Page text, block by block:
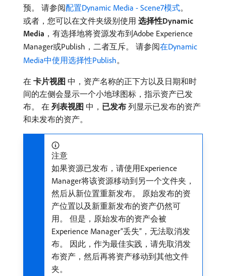
预。 请参阅配置Dynamic Media - Scene7模式。
或者，您可以在文件夹级别使用​ 选择性Dynamic
Media ，有选择地将资源发布到Adobe Experience
Manager或Publish，二者互斥。 请参阅在Dynamic
Media中使用选择性Publish。
在​ 卡片视图 ​中，资产名称的正下方以及日期和时
间的左侧会显示一个小地球图标，指示资产已发
布。 在​ 列表视图 ​中， 已发布 ​列显示已发布的资产
和未发布的资产。
注意
如果资源已发布，请使用Experience
Manager将该资源移动到另一个文件夹，
然后从新位置重新发布。 原始发布的资
产位置以及新重新发布的资产仍然可
用。 但是，原始发布的资产会被
Experience Manager“丢失”，无法取消发
布。 因此，作为最佳实践，请先取消发
布资产，然后再将资产移动到其他文件
夹。